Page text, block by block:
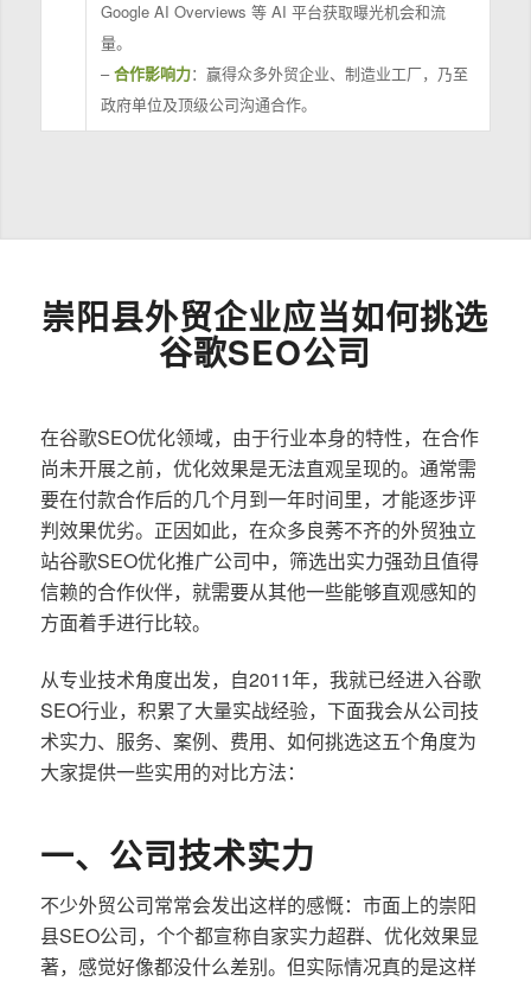
Google AI Overviews 等 AI 平台获取曝光机会和流
量。
–合作影响力：赢得众多外贸企业、制造业工厂，乃至
政府单位及顶级公司沟通合作。
崇阳县外贸企业应当如何挑选
谷歌SEO公司
在谷歌SEO优化领域，由于行业本身的特性，在合作
尚未开展之前，优化效果是无法直观呈现的。通常需
要在付款合作后的几个月到一年时间里，才能逐步评
判效果优劣。正因如此，在众多良莠不齐的外贸独立
站谷歌SEO优化推广公司中，筛选出实力强劲且值得
信赖的合作伙伴，就需要从其他一些能够直观感知的
方面着手进行比较。
从专业技术角度出发，自2011年，我就已经进入谷歌
SEO行业，积累了大量实战经验，下面我会从公司技
术实力、服务、案例、费用、如何挑选这五个角度为
大家提供一些实用的对比方法：
一、公司技术实力
不少外贸公司常常会发出这样的感慨：市面上的崇阳
县SEO公司，个个都宣称自家实力超群、优化效果显
著，感觉好像都没什么差别。但实际情况真的是这样